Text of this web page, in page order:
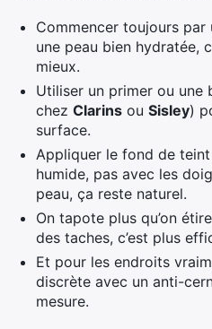
Commencer toujours
une peau bien hydratée,
mieux.
Utiliser un primer ou une
chez Clarins ou Sisley)
surface.
Appliquer le fond de teint
humide, pas avec les
peau, ça reste naturel.
On tapote plus qu’on
des taches, c’est plus
Et pour les endroits
discrète avec un anti-
mesure.